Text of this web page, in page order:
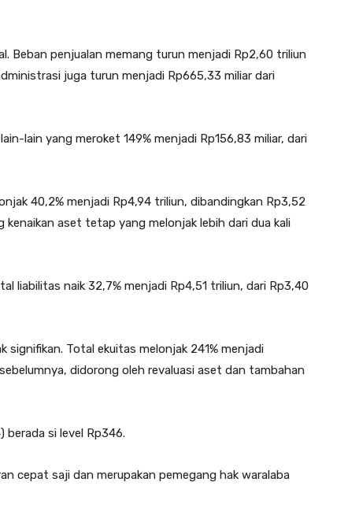
Beban penjualan memang turun menjadi Rp2,60 triliun
juga turun menjadi Rp665,33 miliar dari
lain yang meroket 149% menjadi Rp156,83 miliar, dari
40,2% menjadi Rp4,94 triliun, dibandingkan Rp3,52
aset tetap yang melonjak lebih dari dua kali
liabilitas naik 32,7% menjadi Rp4,51 triliun, dari Rp3,40
Total ekuitas melonjak 241% menjadi
didorong oleh revaluasi aset dan tambahan
berada si level Rp346.
cepat saji dan merupakan pemegang hak waralaba